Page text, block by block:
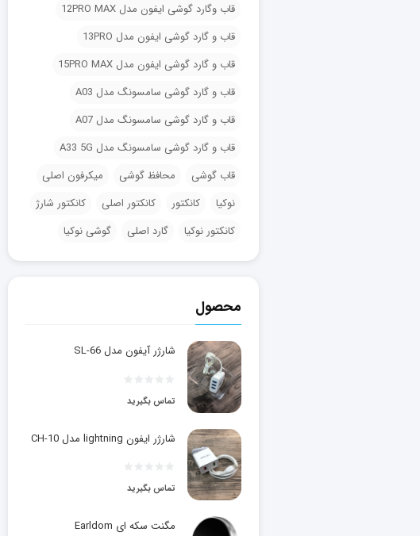
قاب وگارد گوشی ایفون مدل 12PRO MAX
قاب و گارد گوشی ایفون مدل 13PRO
قاب و گارد گوشی ایفون مدل 15PRO MAX
قاب و گارد گوشی سامسونگ مدل A03
قاب و گارد گوشی سامسونگ مدل A07
قاب و گارد گوشی سامسونگ مدل A33 5G
قاب گوشی
محافظ گوشی
میکرفون اصلی
نوکیا
کانکتور کانکتور اصلی
کانکتور شارژ
کانکتور نوکیا
گارد اصلی گوشی نوکیا
محصول
شارژر آیفون مدل SL-66
تماس بگیرید
شارژر ایفون lightning مدل CH-10
تماس بگیرید
مگنت سکه ای Earldom